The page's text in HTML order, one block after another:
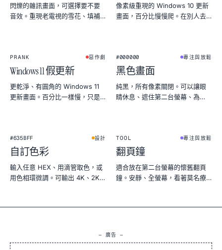
閃爍的雜訊畫面，可選擇要不要
音效。重現老電視的雪花、填補
像素級重現的 Windows 10 更新
畫面，百分比慢慢爬。在別人去
PRANK 惡作劇
Windows 11 假更新
更乾淨、有圓角的 Windows 11
更新畫面。百分比一樣慢，只是
★
#000000 專注與放鬆
黑色畫面
純黑，所有像素關閉。可以讓眼
睛休息、遮住第二台螢幕、為
★
#635BFF 設計
自訂色彩
輸入任意 HEX、用滴管取色，或
用色相環微調。可輸出 4K、2K、
1 ★
TOOL 專注與放鬆
翻頁鐘
適合放在第二台螢幕的懷舊翻頁
鐘。安靜、全螢幕，看著莫名療
— 廣告 —